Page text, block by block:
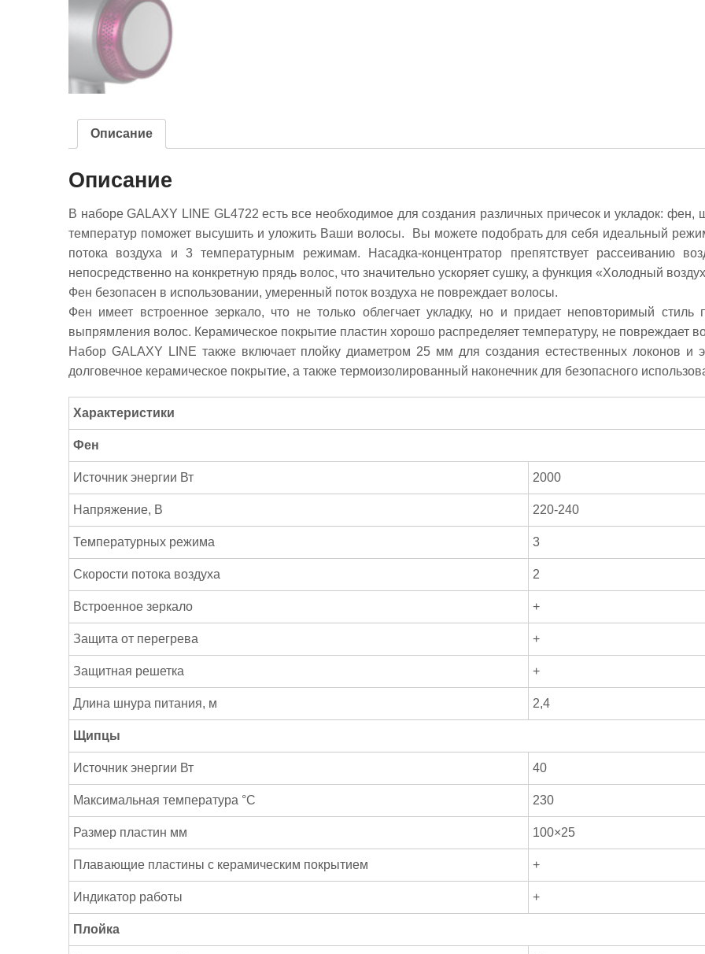
Описание
Описание
В наборе GALAXY LINE GL4722 есть все необходимое для создания различных причесок и укладок:
температур поможет высушить и уложить Ваши волосы. Вы можете подобрать для себя идеальный
потока воздуха и 3 температурным режимам. Насадка-концентратор препятствует рассеиванию
непосредственно на конкретную прядь волос, что значительно ускоряет сушку, а функция «Холодный
Фен безопасен в использовании, умеренный поток воздуха не повреждает волосы.
Фен имеет встроенное зеркало, что не только облегчает укладку, но и придает неповторимый
выпрямления волос. Керамическое покрытие пластин хорошо распределяет температуру, не повреждает
Набор GALAXY LINE также включает плойку диаметром 25 мм для создания естественных локонов и
долговечное керамическое покрытие, а также термоизолированный наконечник для безопасного
Характеристики
Фен
Источник энергии Вт 2000
Напряжение, В 220-240
Температурных режима 3
Скорости потока воздуха 2
Встроенное зеркало +
Защита от перегрева +
Защитная решетка +
Длина шнура питания, м 2,4
Щипцы
Источник энергии Вт 40
Максимальная температура °C 230
Размер пластин мм 100×25
Плавающие пластины с керамическим покрытием +
Индикатор работы +
Плойка